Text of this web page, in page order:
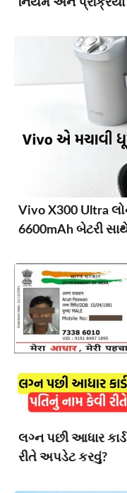
નિયમ અને પ્રક્રિયા
Vivo X300 Ultra
6600mAh બેટરી
લગ્ન પછી આધાર
રીતે અપડેટ કરવું?